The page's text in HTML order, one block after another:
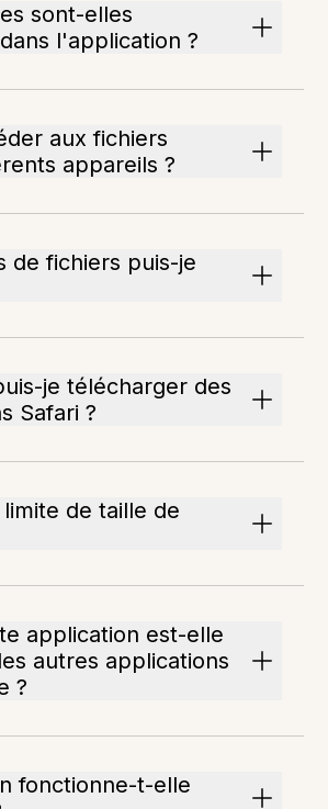
sont-elles
l'application ?
aux fichiers
appareils ?
de fichiers puis-je
je télécharger des
Safari ?
de taille de
application est-elle
autres applications
?
fonctionne-t-elle